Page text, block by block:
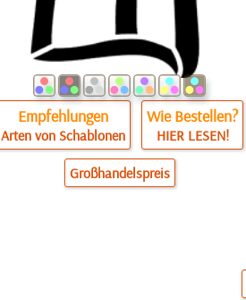
Empfehlungen
Arten von Schablonen
Wie Bestellen?
HIER LESEN!
Großhandelspreis